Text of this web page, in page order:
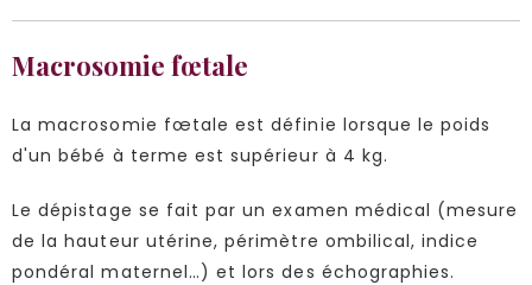
Macrosomie fœtale
La macrosomie fœtale est définie lorsque le poids
d'un bébé à terme est supérieur à 4 kg.
Le dépistage se fait par un examen médical (mesure
de la hauteur utérine, périmètre ombilical, indice
pondéral maternel…) et lors des échographies.